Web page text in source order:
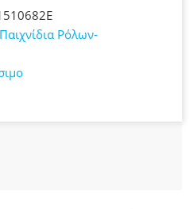
Παιχνίδια Ρόλων-